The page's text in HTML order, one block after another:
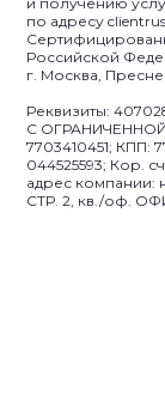
по адресу
Российской
г. Москва,
Реквизиты:
С
7703410451;
044525593; Кор.
адрес компании:
СТР. 2, кв./оф.